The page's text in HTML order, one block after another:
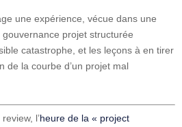
une expérience, vécue dans une
gouvernance projet structurée
catastrophe, et les leçons à en tirer
de la courbe d’un projet mal
l’heure de la « project